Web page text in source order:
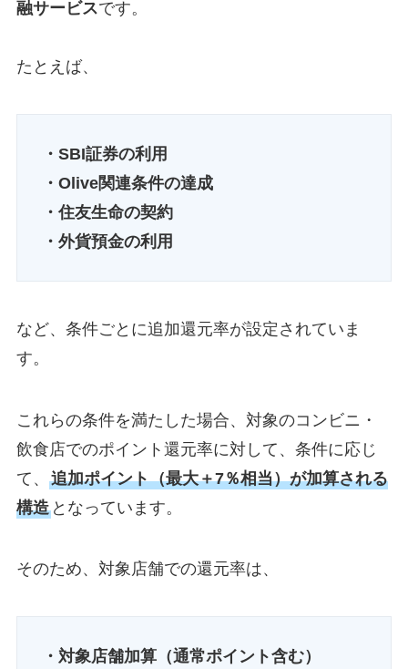
融サービスです。
たとえば、
・SBI証券の利用
・Olive関連条件の達成
・住友生命の契約
・外貨預金の利用
など、条件ごとに追加還元率が設定されていま
す。
これらの条件を満たした場合、対象のコンビニ・
飲食店でのポイント還元率に対して、条件に応じ
て、 追加ポイント（最大＋7％相当）が加算される
構造となっています。
そのため、対象店舗での還元率は、
・対象店舗加算（通常ポイント含む）